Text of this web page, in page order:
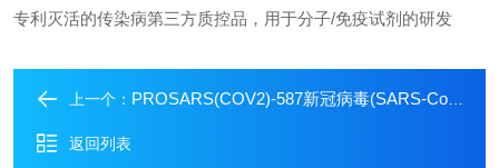
专利灭活的传染病第三方质控品，用于分子/免疫试剂的研发
上一个： PROSARS(COV2)-587新冠病毒(SARS-CoV-2)抗原检测阳性质控品
返回列表